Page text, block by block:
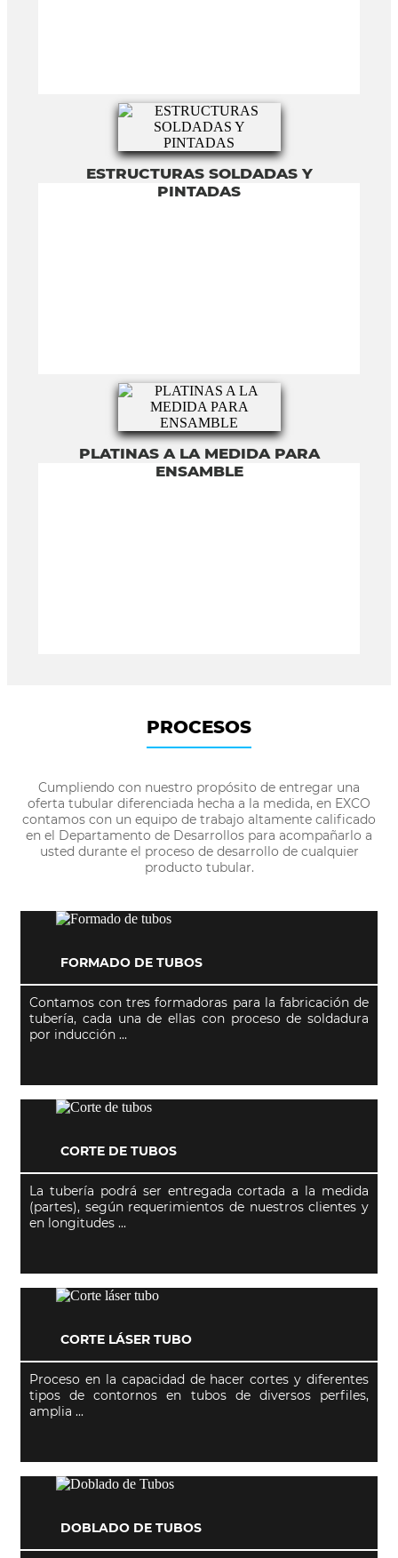
ESTRUCTURAS SOLDADAS Y
PINTADAS
PLATINAS A LA MEDIDA PARA
ENSAMBLE
PROCESOS
Cumpliendo con nuestro propósito de entregar una
oferta tubular diferenciada hecha a la medida, en EXCO
contamos con un equipo de trabajo altamente calificado
en el Departamento de Desarrollos para acompañarlo a
usted durante el proceso de desarrollo de cualquier
producto tubular.
FORMADO DE TUBOS
Contamos con tres formadoras para la fabricación de
tubería, cada una de ellas con proceso de soldadura
por inducción ...
CORTE DE TUBOS
La tubería podrá ser entregada cortada a la medida
(partes), según requerimientos de nuestros clientes y
en longitudes ...
CORTE LÁSER TUBO
Proceso en la capacidad de hacer cortes y diferentes
tipos de contornos en tubos de diversos perfiles,
amplia ...
DOBLADO DE TUBOS